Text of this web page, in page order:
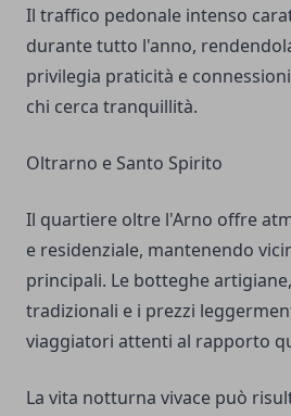
Il traffico pedonale intenso
durante tutto l'anno,
privilegia praticità e
chi cerca tranquillità.
Oltrarno e Santo Spirito
Il quartiere oltre l'Arno offre
e residenziale, mantenendo
principali. Le botteghe
tradizionali e i prezzi
viaggiatori attenti al rapporto
La vita notturna vivace può